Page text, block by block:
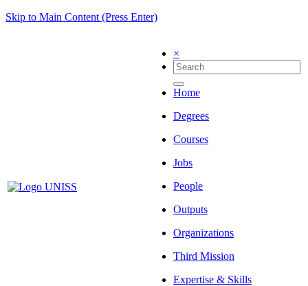
Skip to Main Content (Press Enter)
×
Home
Degrees
Courses
Jobs
People
Outputs
Organizations
Third Mission
Expertise & Skills